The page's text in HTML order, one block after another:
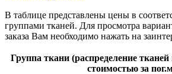
В таблице представлены цены в
группами тканей. Для просмотра
заказа Вам необходимо нажать на
Группа ткани (распределение тканей
стоимостью за